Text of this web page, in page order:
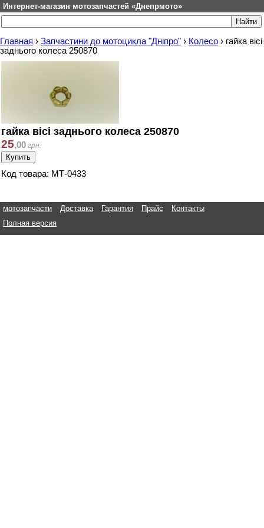
Интернет-магазин мотозапчастей «Днепрмото»
Главная › Запчастини до мотоцикла "Дніпро" › Колесо › гайка вісі
заднього колеса 250870
гайка вісі заднього колеса 250870
25,00 грн.
Код товара: МТ-0433
мотозапчасти Доставка Гарантия Прайс
Контакты
Полная версия